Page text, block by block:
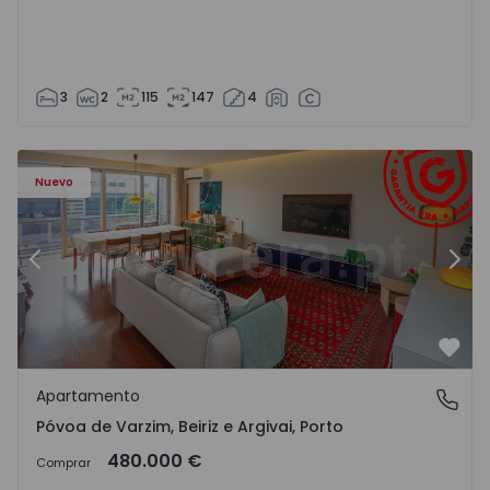
3 2 115 147 4
Nuevo
e Argivai - 1574602 - 20
Apartamento T3 Póvoa de Varzim, Póvoa de Varzim,
Anterior
Póvoa de Varzim, Beiriz e Argivai, Porto
Apartamento
Póvoa de Varzim, Beiriz e Argivai, Porto
Comprar 480.000 €